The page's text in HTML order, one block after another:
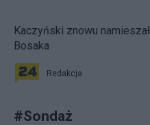
Kaczyński znowu
Bosaka
Redakcja
#Sondaż